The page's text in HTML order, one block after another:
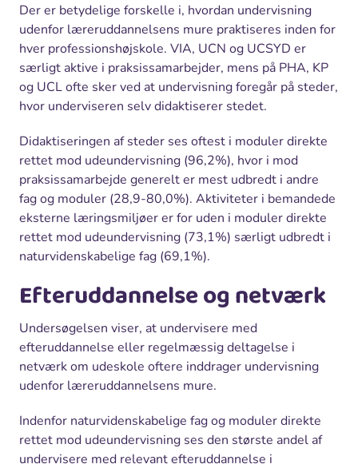
Der er betydelige forskelle i, hvordan undervisning
udenfor læreruddannelsens mure praktiseres inden for
hver professionshøjskole. VIA, UCN og UCSYD er
særligt aktive i praksissamarbejder, mens på PHA, KP
og UCL ofte sker ved at undervisning foregår på steder,
hvor underviseren selv didaktiserer stedet.
Didaktiseringen af steder ses oftest i moduler direkte
rettet mod udeundervisning (96,2%), hvor i mod
praksissamarbejde generelt er mest udbredt i andre
fag og moduler (28,9-80,0%). Aktiviteter i bemandede
eksterne læringsmiljøer er for uden i moduler direkte
rettet mod udeundervisning (73,1%) særligt udbredt i
naturvidenskabelige fag (69,1%).
Efteruddannelse og netværk
Undersøgelsen viser, at undervisere med
efteruddannelse eller regelmæssig deltagelse i
netværk om udeskole oftere inddrager undervisning
udenfor læreruddannelsens mure.
Indenfor naturvidenskabelige fag og moduler direkte
rettet mod udeundervisning ses den største andel af
undervisere med relevant efteruddannelse i